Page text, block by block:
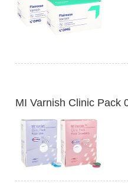
MI Varnish Clinic Pack